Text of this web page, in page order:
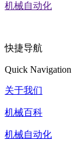
机械自动化
快捷导航
Quick Navigation
关于我们
机械百科
机械自动化